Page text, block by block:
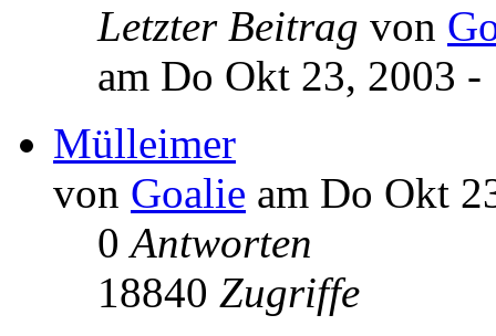
Letzter Beitrag von
am Do Okt 23, 2003 -
Mülleimer
von Goalie am Do Okt
0Antworten
18840 Zugriffe